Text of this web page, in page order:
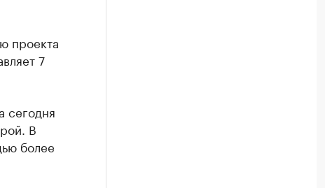
проекта
7
сегодня
В
более